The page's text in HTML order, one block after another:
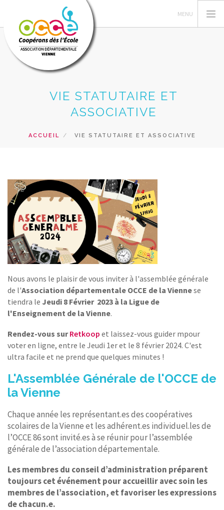
ACTIONS PÉDAGOGIQUES
RECHERCHER
VIE STATUTAIRE ET
ASSOCIATIVE
ACCUEIL VIE STATUTAIRE ET ASSOCIATIVE
Nous avons le plaisir de vous inviter à l'assemblée générale
de l'Association départementale OCCE de la Viennese
tiendra le Jeudi 8 Février 2023 à la Ligue de
l'Enseignement de la Vienne.
Rendez-vous surRetkoop et laissez-vous guider mpour
voter en ligne, entre le Jeudi 1er et le 8 février 2024. C'est
ultra facile et ne prend que quelques minutes !
L'Assemblée Générale de l'OCCE de
la Vienne
Chaque année les représentant.es des coopératives
scolaires de la Vienne et les adhérent.es individuel.les de
l’OCCE 86 sont invité.es à se réunir pour l’assemblée
générale de l’association départementale.
Les membres du conseil d’administration préparent
toujours cet événement pour accueillir avec soin les
membres de l’association, et favoriser les expressions
de chacun.e.